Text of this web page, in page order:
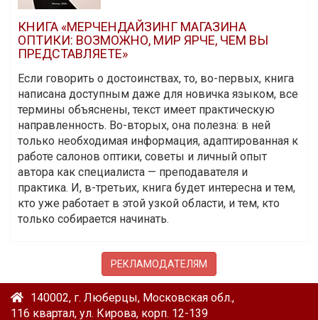
КНИГА «МЕРЧЕНДАЙЗИНГ МАГАЗИНА
ОПТИКИ: ВОЗМОЖНО, МИР ЯРЧЕ, ЧЕМ ВЫ
ПРЕДСТАВЛЯЕТЕ»
Если говорить о достоинствах, то, во-первых, книга
написана доступным даже для новичка языком, все
термины объяснены, текст имеет практическую
направленность. Во-вторых, она полезна: в ней
только необходимая информация, адаптированная к
работе салонов оптики, советы и личный опыт
автора как специалиста — преподавателя и
практика. И, в-третьих, книга будет интересна и тем,
кто уже работает в этой узкой области, и тем, кто
только собирается начинать.
РЕКЛАМОДАТЕЛЯМ
140002, г. Люберцы, Московская обл.,
116 квартал, ул. Кирова, корп. 12-139